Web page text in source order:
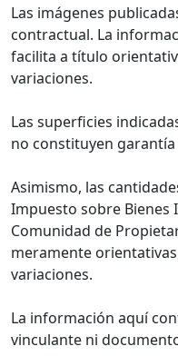
Las imágenes
contractual. La
facilita a título
variaciones.
Las superficies
no constituyen
Asimismo, las
Impuesto sobre Bienes
Comunidad de
meramente
variaciones.
La información aquí
vinculante ni